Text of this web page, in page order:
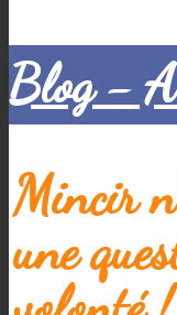
Blog -
Mincir
une